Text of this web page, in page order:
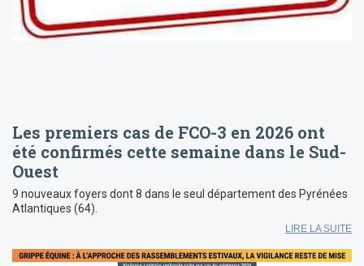
Les premiers cas de FCO-3 en 2026 ont
été confirmés cette semaine dans le Sud-
Ouest
9 nouveaux foyers dont 8 dans le seul département des Pyrénées
Atlantiques (64).
LIRE LA SUITE